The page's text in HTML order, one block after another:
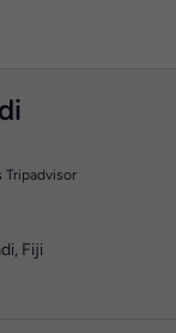
Tripadvisor
Fiji